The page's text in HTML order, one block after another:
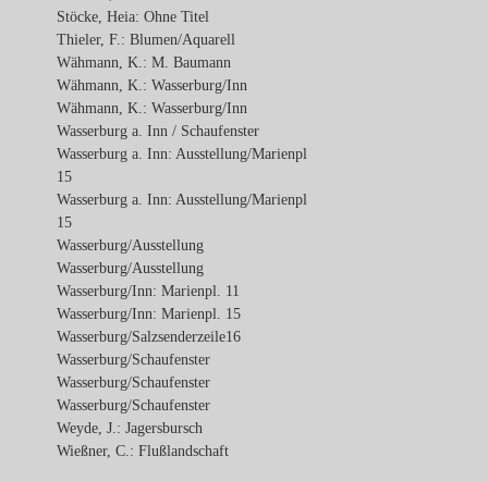
Stöcke, Heia: Ohne Titel
Thieler, F.: Blumen/Aquarell
Wähmann, K.: M. Baumann
Wähmann, K.: Wasserburg/Inn
Wähmann, K.: Wasserburg/Inn
Wasserburg a. Inn / Schaufenster
Wasserburg a. Inn: Ausstellung/Marienpl
15
Wasserburg a. Inn: Ausstellung/Marienpl
15
Wasserburg/Ausstellung
Wasserburg/Ausstellung
Wasserburg/Inn: Marienpl. 11
Wasserburg/Inn: Marienpl. 15
Wasserburg/Salzsenderzeile16
Wasserburg/Schaufenster
Wasserburg/Schaufenster
Wasserburg/Schaufenster
Weyde, J.: Jagersbursch
Wießner, C.: Flußlandschaft